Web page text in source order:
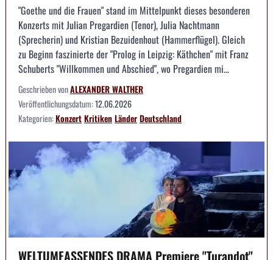
"Goethe und die Frauen" stand im Mittelpunkt dieses besonderen
Konzerts mit Julian Pregardien (Tenor), Julia Nachtmann
(Sprecherin) und Kristian Bezuidenhout (Hammerflügel). Gleich
zu Beginn faszinierte der "Prolog in Leipzig: Käthchen" mit Franz
Schuberts "Willkommen und Abschied", wo Pregardien mi...
Geschrieben vonALEXANDER WALTHER
Veröffentlichungsdatum:12.06.2026
Kategorien:KonzertKritikenLänderDeutschland
WELTUMFASSENDES DRAMA Premiere "Turandot"